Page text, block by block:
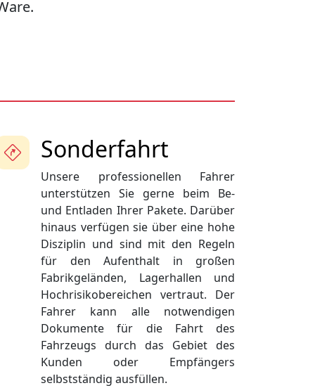
Sonderfahrt
Unsere professionellen Fahrer
unterstützen Sie gerne beim Be-
und Entladen Ihrer Pakete. Darüber
hinaus verfügen sie über eine hohe
Disziplin und sind mit den Regeln
für den Aufenthalt in großen
Fabrikgeländen, Lagerhallen und
Hochrisikobereichen vertraut. Der
Fahrer kann alle notwendigen
Dokumente für die Fahrt des
Fahrzeugs durch das Gebiet des
Kunden oder Empfängers
selbstständig ausfüllen.